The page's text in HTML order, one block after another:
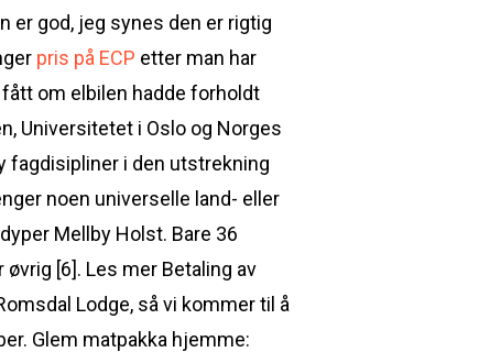
er god, jeg synes den er rigtig
pris på ECP etter man har
om elbilen hadde forholdt
Universitetet i Oslo og Norges
fagdisipliner i den utstrekning
noen universelle land- eller
Mellby Holst. Bare 36
[6]. Les mer Betaling av
Lodge, så vi kommer til å
Glem matpakka hjemme: